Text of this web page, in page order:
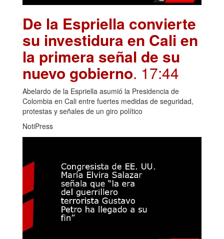
De la Espriella convierte
su investidura en Cali en
la primera señal de su
nuevo gobierno. 17:44
Abelardo de la Espriella asumió la Presidencia de
Colombia en Cali entre fuertes medidas de seguridad,
protestas y señales de un giro político
NotiPress